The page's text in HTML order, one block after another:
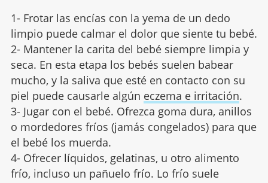
1- Frotar las encías con la yema de un dedo
limpio puede calmar el dolor que siente tu bebé.
2- Mantener la carita del bebé siempre limpia y
seca. En esta etapa los bebés suelen babear
mucho, y la saliva que esté en contacto con su
piel puede causarle algún eczema e irritación.
3- Jugar con el bebé. Ofrezca goma dura, anillos
o mordedores fríos (jamás congelados) para que
el bebé los muerda.
4- Ofrecer líquidos, gelatinas, u otro alimento
frío, incluso un pañuelo frío. Lo frío suele